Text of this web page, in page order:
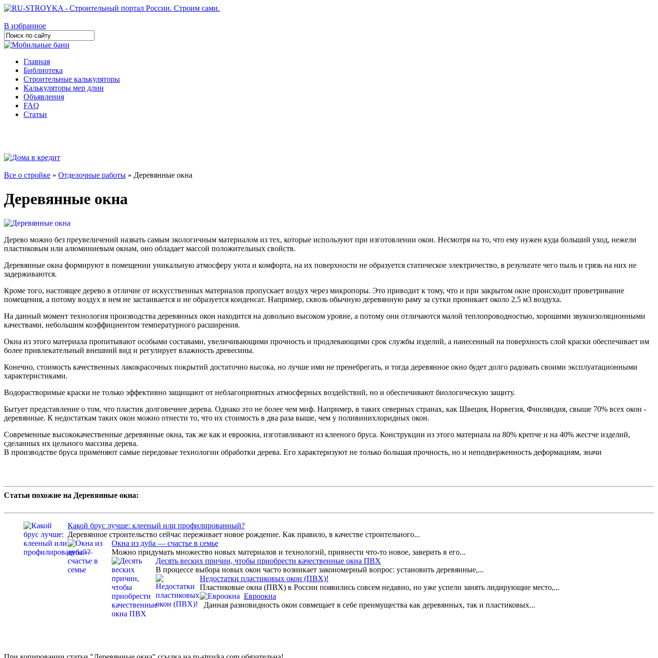
В избранное
Главная
Библиотека
Строительные калькуляторы
Калькуляторы мер длин
Объявления
FAQ
Статьи
Все о стройке » Отделочные работы » Деревянные окна
Деревянные окна
Дерево можно без преувеличений назвать самым экологичным материалом из тех, которые используют при изготовлении окон. Несмотря на то, что ему нужен куда больший уход, нежели
пластиковым или алюминиевым окнам, оно обладает массой положительных свойств.
Деревянные окна формируют в помещении уникальную атмосферу уюта и комфорта, на их поверхности не образуется статическое электричество, в результате чего пыль и грязь на них не
задерживаются.
Кроме того, настоящее дерево в отличие от искусственных материалов пропускает воз­дух через микропоры. Это приводит к тому, что и при закрытом окне происходит проветри­вание
помещения, а потому воздух в нем не застаивается и не образуется конденсат. Напри­мер, сквозь обычную деревянную раму за сутки проникает около 2,5 м3 воздуха.
На данный момент технология производства деревянных окон находится на довольно высоком уровне, а потому они отличаются малой теплопроводностью, хорошими звукоизо­ляционными
качествами, небольшим коэффициентом температурного расширения.
Окна из этого материала пропитывают особыми составами, увеличивающими проч­ность и продлевающими срок службы изделий, а нанесенный на поверхность слой краски обеспечивает им
более привлекательный внешний вид и регулирует влажность древесины.
Конечно, стоимость качественных лакокрасочных покрытий достаточно высока, но лучше ими не пренебрегать, и тогда деревянное окно будет долго радовать своими эксплуа­тационными
характеристиками.
Водорастворимые краски не только эффективно защищают от неблагоприятных атмо­сферных воздействий, но и обеспечивают биологическую защиту.
Бытует представление о том, что пластик долговечнее дерева. Однако это не более чем миф. Например, в таких северных странах, как Швеция, Норвегия, Финляндия, свыше 70% всех окон -
деревянные. К недостаткам таких окон можно отнести то, что их стоимость в два раза выше, чем у поливинихлоридных окон.
Современные высококачественные деревянные окна, так же как и евроокна, изготавливают из клееного бруса. Конструкции из этого материала на 80% крепче и на 40% жестче изделий,
сделанных их цельного массива дерева.
В производстве бруса применяют самые передовые технологии обработки дерева. Его характеризуют не только большая прочность, но и неподверженность деформациям, значи
Статьи похожие на Деревянные окна:
Какой брус лучше: клееный или профилированный?
Деревянное строительство сейчас переживает новое рождение. Как правило, в качестве строительного...
Окна из дуба — счастье в семье
Можно придумать множество новых материалов и технологий, привнести что-то новое, заверить в его...
Десять веских причин, чтобы приобрести качественные окна ПВХ
В процессе выбора новых окон часто возникает закономерный вопрос: установить деревянные,...
Недостатки пластиковых окон (ПВХ)!
Пластиковые окна (ПВХ) в России появились совсем недавно, но уже успели занять лидирующие место,...
Евроокна
Данная разновидность окон совмещает в себе преимущества как деревянных, так и пластиковых...